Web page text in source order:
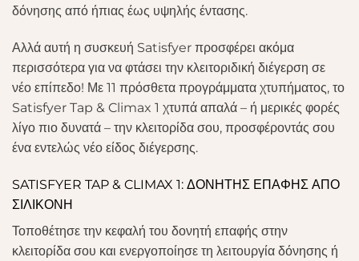
δόνησης από ήπιας έως υψηλής έντασης.
Αλλά αυτή η συσκευή Satisfyer προσφέρει ακόμα
περισσότερα για να φτάσει την κλειτοριδική διέγερση σε
νέο επίπεδο! Με 11 πρόσθετα προγράμματα χτυπήματος, το
Satisfyer Tap & Climax 1 χτυπά απαλά – ή μερικές φορές
λίγο πιο δυνατά – την κλειτορίδα σου, προσφέροντάς σου
ένα εντελώς νέο είδος διέγερσης.
SATISFYER TAP & CLIMAX 1: ΔΟΝΗΤΗΣ ΕΠΑΦΗΣ ΑΠΟ
ΣΙΛΙΚΟΝΗ
Τοποθέτησε την κεφαλή του δονητή επαφής στην
κλειτορίδα σου και ενεργοποίησε τη λειτουργία δόνησης ή